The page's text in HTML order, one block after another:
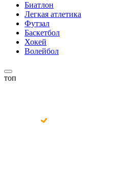
Биатлон
Легкая атлетика
Футзал
Баскетбол
Хокей
Волейбол
топ